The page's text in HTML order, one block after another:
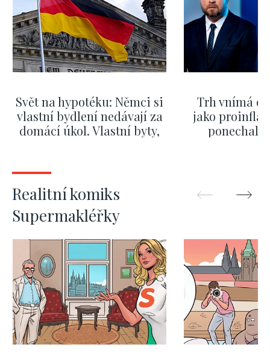
Svět na hypotéku: Němci si
vlastní bydlení nedávají za
domácí úkol. Vlastní byty,
Trh vnímá
jako
ponechali
Realitní komiks
Supermakléřky